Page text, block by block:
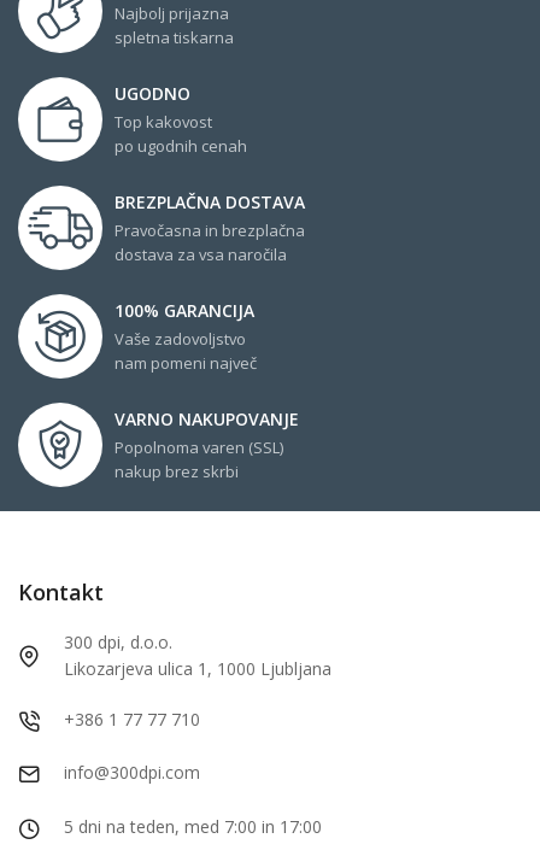
Najbolj prijazna
spletna tiskarna
UGODNO
Top kakovost
po ugodnih cenah
BREZPLAČNA DOSTAVA
Pravočasna in brezplačna
dostava za vsa naročila
100% GARANCIJA
Vaše zadovoljstvo
nam pomeni največ
VARNO NAKUPOVANJE
Popolnoma varen (SSL)
nakup brez skrbi
Kontakt
300 dpi, d.o.o.
Likozarjeva ulica 1, 1000 Ljubljana
+386 1 77 77 710
info@300dpi.com
5 dni na teden, med 7:00 in 17:00